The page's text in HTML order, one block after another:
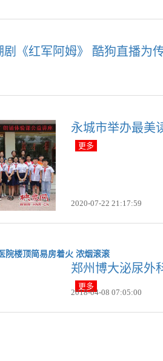
剧《红军阿姆》 酷狗直播为
永城市举办最美
更多
2020-07-22 21:17:59
郑州博大泌尿外
更多
2018-04-08 07:05:00